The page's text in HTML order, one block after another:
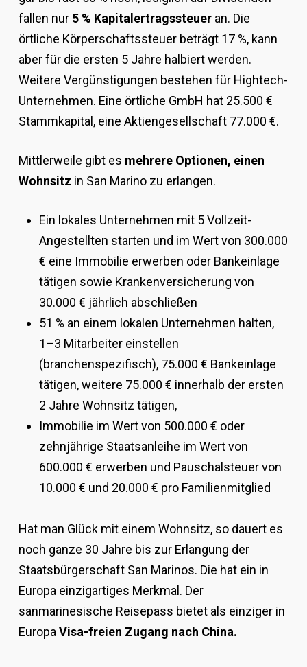
fallen nur 5 % Kapitalertragssteueran. Die
örtliche Körperschaftssteuer beträgt 17 %, kann
aber für die ersten 5 Jahre halbiert werden.
Weitere Vergünstigungen bestehen für Hightech-
Unternehmen. Eine örtliche GmbH hat 25.500 €
Stammkapital, eine Aktiengesellschaft 77.000 €.
Mittlerweile gibt es mehrere Optionen, einen
Wohnsitz in San Marino zu erlangen.
Ein lokales Unternehmen mit 5 Vollzeit-
Angestellten starten und im Wert von 300.000
€ eine Immobilie erwerben oder Bankeinlage
tätigen sowie Krankenversicherung von
30.000 € jährlich abschließen
51 % an einem lokalen Unternehmen halten,
1–3 Mitarbeiter einstellen
(branchenspezifisch), 75.000 € Bankeinlage
tätigen, weitere 75.000 € innerhalb der ersten
2 Jahre Wohnsitz tätigen,
Immobilie im Wert von 500.000 € oder
zehnjährige Staatsanleihe im Wert von
600.000 € erwerben und Pauschalsteuer von
10.000 € und 20.000 € pro Familienmitglied
Hat man Glück mit einem Wohnsitz, so dauert es
noch ganze 30 Jahre bis zur Erlangung der
Staatsbürgerschaft San Marinos. Die hat ein in
Europa einzigartiges Merkmal. Der
sanmarinesische Reisepass bietet als einziger in
Europa Visa-freien Zugang nach China.